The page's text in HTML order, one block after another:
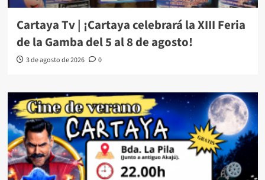
Cartaya Tv | ¡Cartaya celebrará la XIII Feria
de la Gamba del 5 al 8 de agosto!
3 de agosto de 2026 0